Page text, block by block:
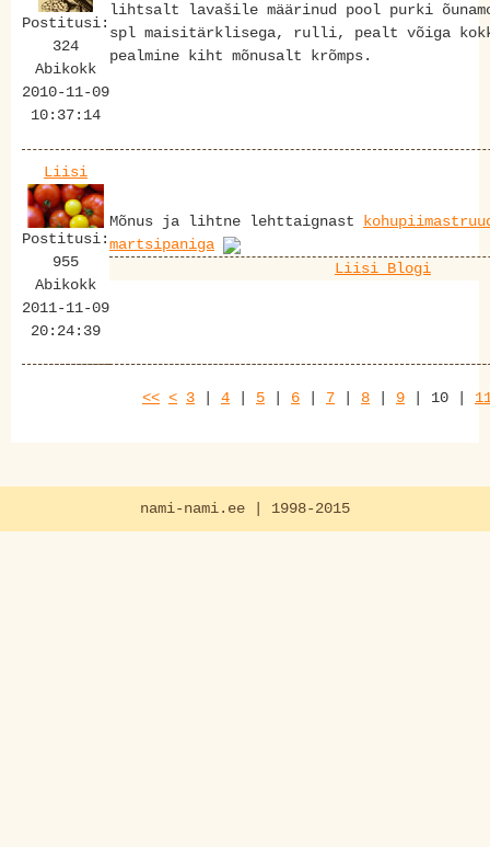
Postitusi:
324
Abikokk
2010-11-09
10:37:14
lihtsalt lavašile määrinud pool purki
spl maisitärklisega, rulli, pealt võiga
pealmine kiht mõnusalt krõmps.
Liisi
Postitusi:
955
Abikokk
2011-11-09
20:24:39
Mõnus ja lihtne lehttaignast
martsipaniga
Liisi Blogi
<< < 3 4 5 6 7 8 9 10
nami-nami.ee | 1998-2015